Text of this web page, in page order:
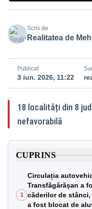
Scris de
Realitatea de
Publicat
3 iun. 2026, 11:22
18 localități din 8
nefavorabilă
CUPRINS
1
Circulația
Transfăgărășan a
căderilor de
a fost blocat de